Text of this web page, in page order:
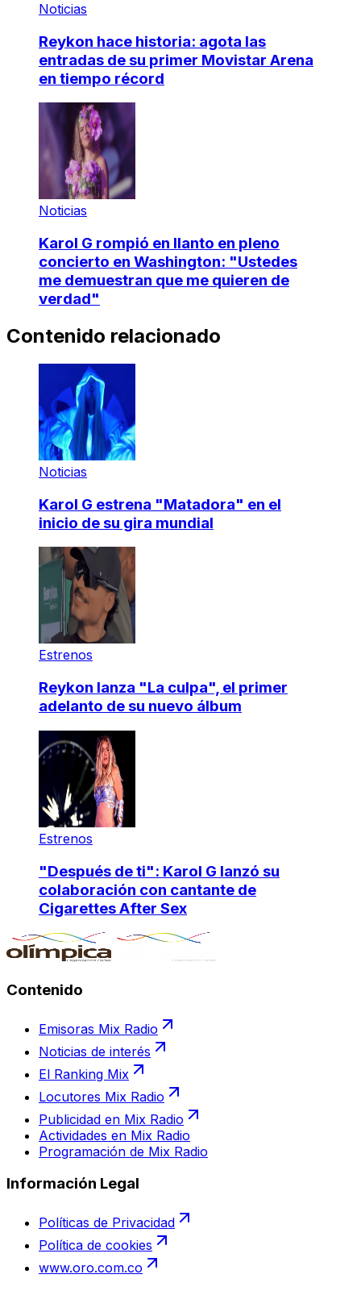
Noticias
Reykon hace historia: agota las
entradas de su primer Movistar Arena
en tiempo récord
Noticias
Karol G rompió en llanto en pleno
concierto en Washington: "Ustedes
me demuestran que me quieren de
verdad"
Contenido relacionado
Noticias
Karol G estrena "Matadora" en el
inicio de su gira mundial
Estrenos
Reykon lanza "La culpa", el primer
adelanto de su nuevo álbum
Estrenos
"Después de ti": Karol G lanzó su
colaboración con cantante de
Cigarettes After Sex
Contenido
Emisoras Mix Radio
Noticias de interés
El Ranking Mix
Locutores Mix Radio
Publicidad en Mix Radio
Actividades en Mix Radio
Programación de Mix Radio
Información Legal
Políticas de Privacidad
Política de cookies
www.oro.com.co